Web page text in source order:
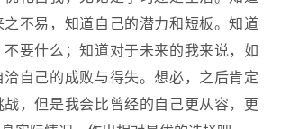
不易，知道自己的潜力和短板。知道
要什么；知道对于未来的我来说，如
自己的成败与得失。想必，之后肯定
，但是我会比曾经的自己更从容，更